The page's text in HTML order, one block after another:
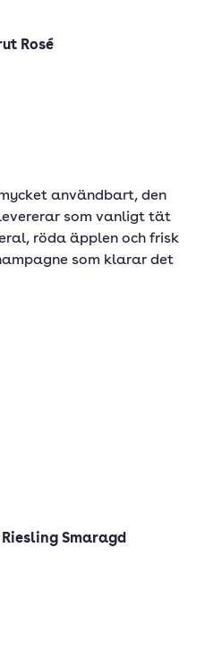
Rosé
användbart, den
som vanligt tät
röda äpplen och frisk
som klarar det
Smaragd